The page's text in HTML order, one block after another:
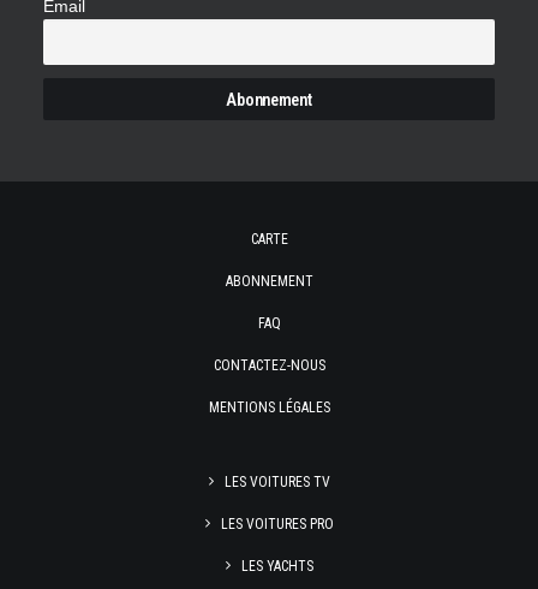
Email
CARTE
ABONNEMENT
FAQ
CONTACTEZ-NOUS
MENTIONS LÉGALES
LES VOITURES TV
LES VOITURES PRO
LES YACHTS